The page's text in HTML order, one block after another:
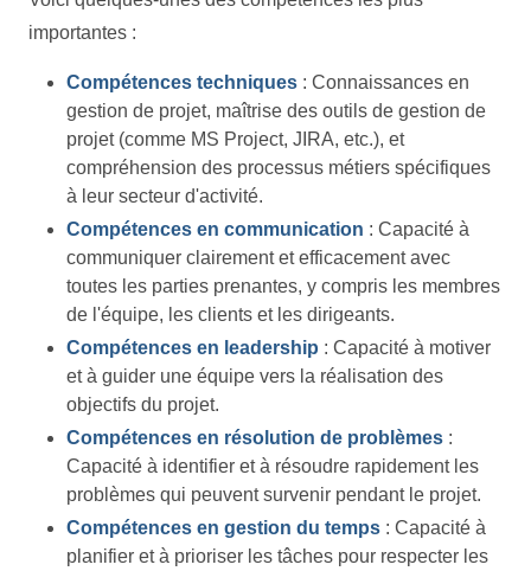
importantes :
Compétences techniques : Connaissances en
gestion de projet, maîtrise des outils de gestion de
projet (comme MS Project, JIRA, etc.), et
compréhension des processus métiers spécifiques
à leur secteur d'activité.
Compétences en communication : Capacité à
communiquer clairement et efficacement avec
toutes les parties prenantes, y compris les membres
de l'équipe, les clients et les dirigeants.
Compétences en leadership : Capacité à motiver
et à guider une équipe vers la réalisation des
objectifs du projet.
Compétences en résolution de problèmes :
Capacité à identifier et à résoudre rapidement les
problèmes qui peuvent survenir pendant le projet.
Compétences en gestion du temps : Capacité à
planifier et à prioriser les tâches pour respecter les